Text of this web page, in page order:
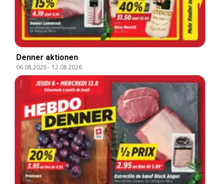
Denner aktionen
06.08.2026- 12.08.2026